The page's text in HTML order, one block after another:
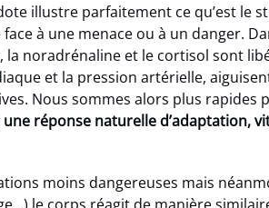
illustre parfaitement ce qu’est le
à une menace ou à un danger.
la noradrénaline et le cortisol sont
et la pression artérielle,
Nous sommes alors plus rapides
une réponse naturelle d’adaptation,
moins dangereuses mais